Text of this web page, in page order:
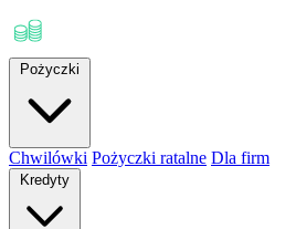
Pożyczki
Chwilówki Pożyczki ratalne Dla firm
Kredyty